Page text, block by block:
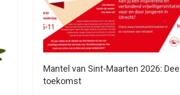
Mantel van Sint-Maarten 2026:
toekomst